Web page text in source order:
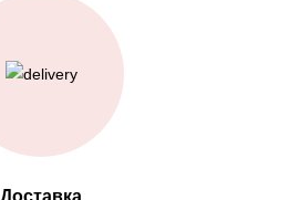
Доставка